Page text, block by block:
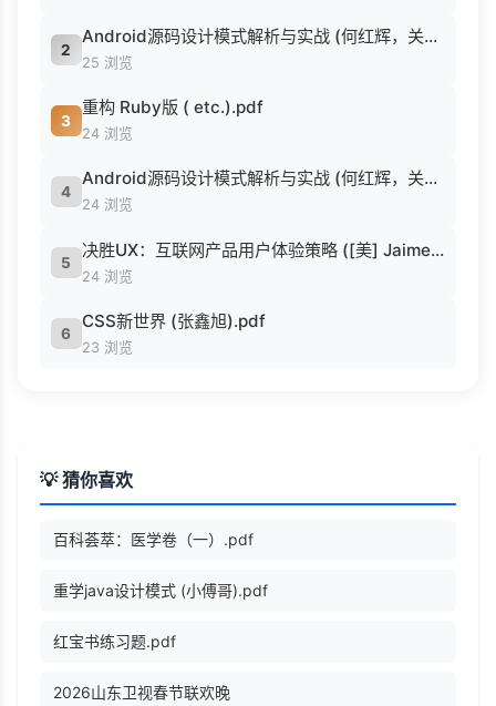
2
Android源码设计模式解析与实战 (何红辉，关爱民著, 何红辉, 关爱民著, 何红辉, 关爱民).pdf
25 浏览
3
重构 Ruby版 ( etc.).pdf
24 浏览
4
Android源码设计模式解析与实战 (何红辉，关爱民著, 何红辉, 关爱民著, 何红辉, 关爱民).pdf
24 浏览
5
决胜UX：互联网产品用户体验策略 ([美] Jaime Levy [[美] Jaime Levy]).epub
24 浏览
6
CSS新世界 (张鑫旭).pdf
23 浏览
💡 猜你喜欢
百科荟萃：医学卷（一）.pdf
重学java设计模式 (小傅哥).pdf
红宝书练习题.pdf
2026山东卫视春节联欢晚